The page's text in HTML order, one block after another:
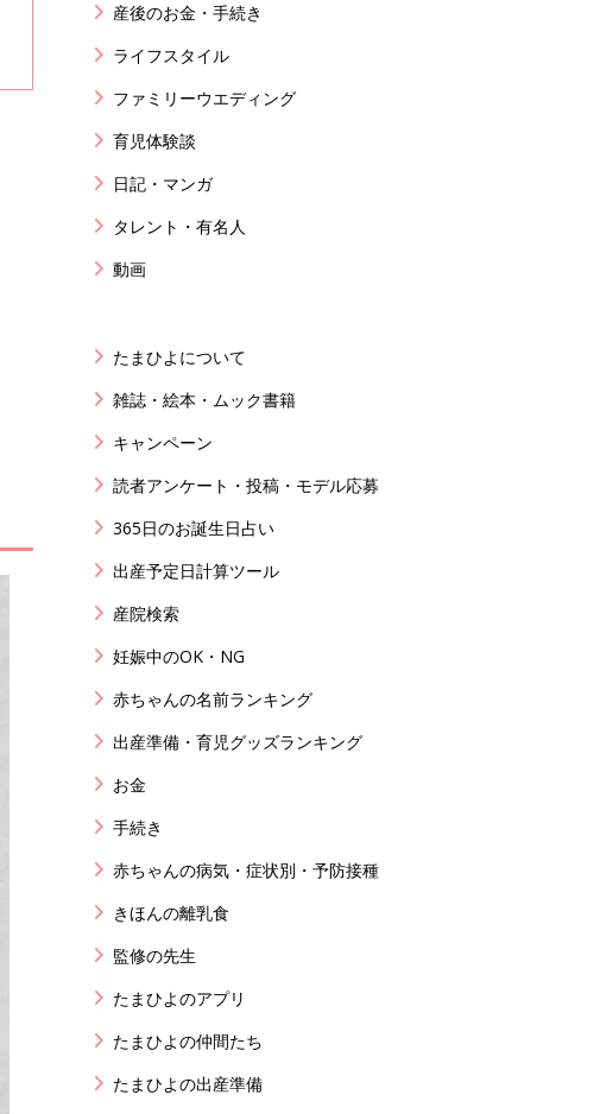
産後のお金・手続き
ライフスタイル
ファミリーウエディング
育児体験談
日記・マンガ
タレント・有名人
動画
たまひよについて
雑誌・絵本・ムック書籍
キャンペーン
読者アンケート・投稿・モデル応募
365日のお誕生日占い
出産予定日計算ツール
産院検索
妊娠中のOK・NG
赤ちゃんの名前ランキング
出産準備・育児グッズランキング
お金
手続き
赤ちゃんの病気・症状別・予防接種
きほんの離乳食
監修の先生
たまひよのアプリ
たまひよの仲間たち
たまひよの出産準備